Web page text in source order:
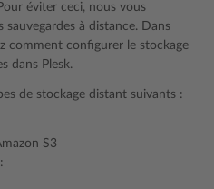
éviter ceci, nous vous
à distance. Dans
comment configurer le stockage
dans Plesk.
de stockage distant suivants :
S3